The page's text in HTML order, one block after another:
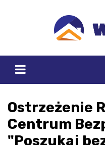
Ostrzeżenie
Centrum
"Poszukaj